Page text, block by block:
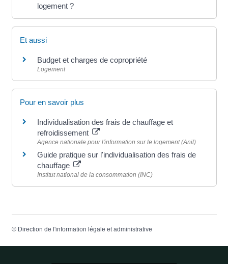
logement ?
Et aussi
Budget et charges de copropriété
Logement
Pour en savoir plus
Individualisation des frais de chauffage et
refroidissement
Agence nationale pour l'information sur le logement (Anil)
Guide pratique sur l'individualisation des frais de
chauffage
Institut national de la consommation (INC)
© Direction de l'information légale et administrative